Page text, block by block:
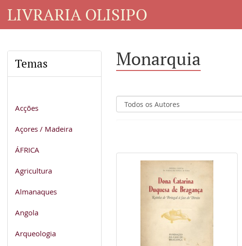
LIVRARIA OLISIPO
Temas
Acções
Açores / Madeira
ÁFRICA
Agricultura
Almanaques
Angola
Arqueologia
Monarquia